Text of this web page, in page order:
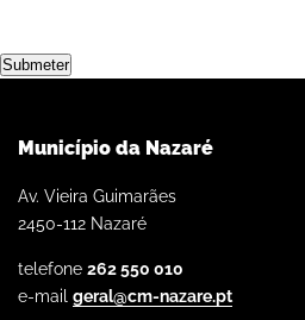
Submeter
Município da Nazaré
Av. Vieira Guimarães
2450-112 Nazaré
telefone 262 550 010
e-mail geral@cm-nazare.pt